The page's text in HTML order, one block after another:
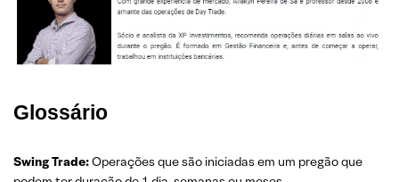
Glossário
Swing Trade:Operações que são iniciadas em um pregão que